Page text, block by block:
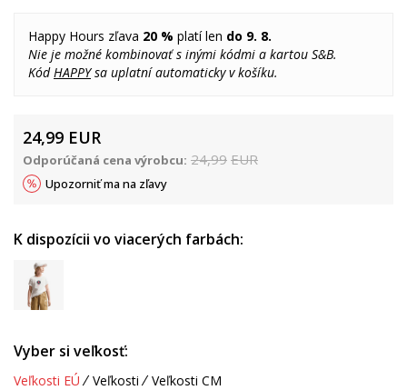
Happy Hours zľava 20 % platí len do 9. 8.
Nie je možné kombinovať s inými kódmi a kartou S&B.
KódHAPPYsa uplatní automaticky v košíku.
24,99 EUR
Odporúčaná cena výrobcu: 24,99 EUR
Upozorniť ma na zľavy
K dispozícii vo viacerých farbách:
Vyber si veľkosť:
Veľkosti EÚ Veľkosti Veľkosti CM